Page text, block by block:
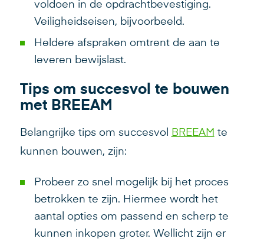
voldoen in de opdrachtbevestiging.
Veiligheidseisen, bijvoorbeeld.
Heldere afspraken omtrent de aan te
leveren bewijslast.
Tips om succesvol te bouwen
met BREEAM
Belangrijke tips om succesvol BREEAM te
kunnen bouwen, zijn:
Probeer zo snel mogelijk bij het proces
betrokken te zijn. Hiermee wordt het
aantal opties om passend en scherp te
kunnen inkopen groter. Wellicht zijn er